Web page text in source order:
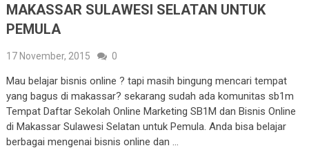
MAKASSAR SULAWESI SELATAN UNTUK
PEMULA
17 November, 2015 0
Mau belajar bisnis online ? tapi masih bingung mencari tempat
yang bagus di makassar? sekarang sudah ada komunitas sb1m
Tempat Daftar Sekolah Online Marketing SB1M dan Bisnis Online
di Makassar Sulawesi Selatan untuk Pemula. Anda bisa belajar
berbagai mengenai bisnis online dan …